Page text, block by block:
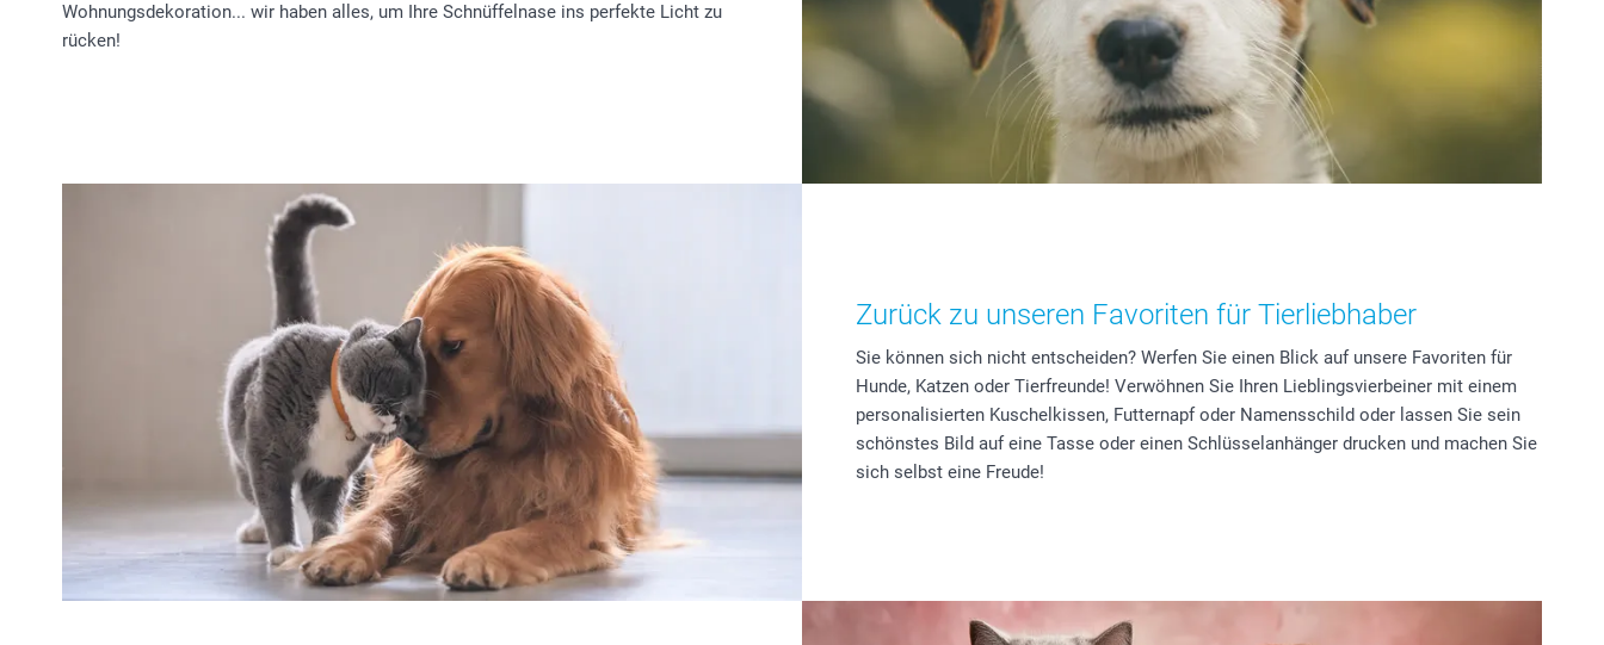
Wohnungsdekoration... wir haben alles, um Ihre Schnüffelnase ins perfekte Licht zu
rücken!
Zurück zu unseren Favoriten für Tierliebhaber
Sie können sich nicht entscheiden? Werfen Sie einen Blick auf unsere Favoriten für
Hunde, Katzen oder Tierfreunde! Verwöhnen Sie Ihren Lieblingsvierbeiner mit einem
personalisierten Kuschelkissen, Futternapf oder Namensschild oder lassen Sie sein
schönstes Bild auf eine Tasse oder einen Schlüsselanhänger drucken und machen Sie
sich selbst eine Freude!